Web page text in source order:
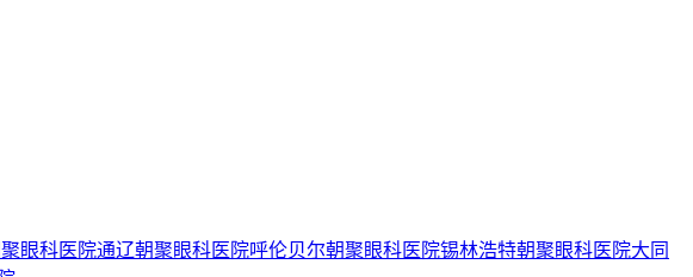
眼科医院通辽朝聚眼科医院呼伦贝尔朝聚眼科医院锡林浩特朝聚眼科医院大同